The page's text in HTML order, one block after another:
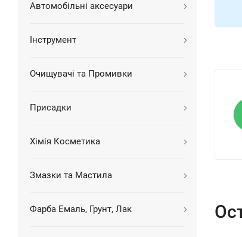
Автомобільні аксесуари
Інструмент
Очищувачі та Промивки
Присадки
Хімія Косметика
Змазки та Мастила
Фарба Емаль, Грунт, Лак